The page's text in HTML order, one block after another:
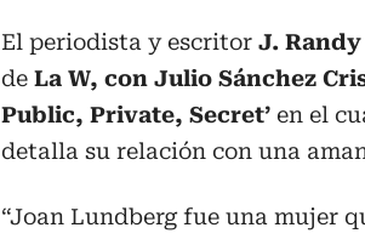
El periodista y escritor J.
de La W, con Julio Sánchez
Public, Private, Secret’ en el
detalla su relación con una
“Joan Lundberg fue una mujer